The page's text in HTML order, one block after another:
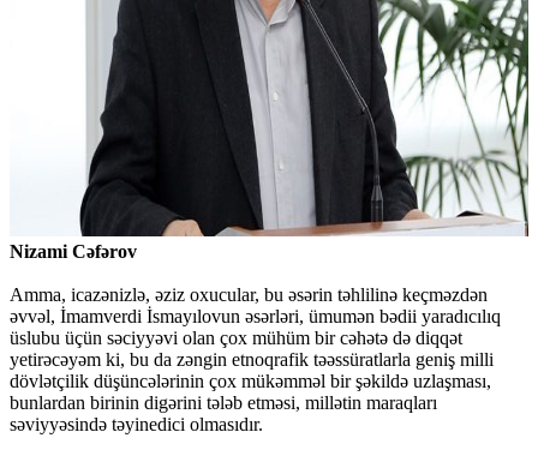
Nizami Cəfərov
Amma, icazənizlə, əziz oxucular, bu əsərin təhlilinə keçməzdən
əvvəl, İmamverdi İsmayılovun əsərləri, ümumən bədii yaradıcılıq
üslubu üçün səciyyəvi olan çox mühüm bir cəhətə də diqqət
yetirəcəyəm ki, bu da zəngin etnoqrafik təəssüratlarla geniş milli
dövlətçilik düşüncələrinin çox mükəmməl bir şəkildə uzlaşması,
bunlardan birinin digərini tələb etməsi, millətin maraqları
səviyyəsində təyinedici olmasıdır.